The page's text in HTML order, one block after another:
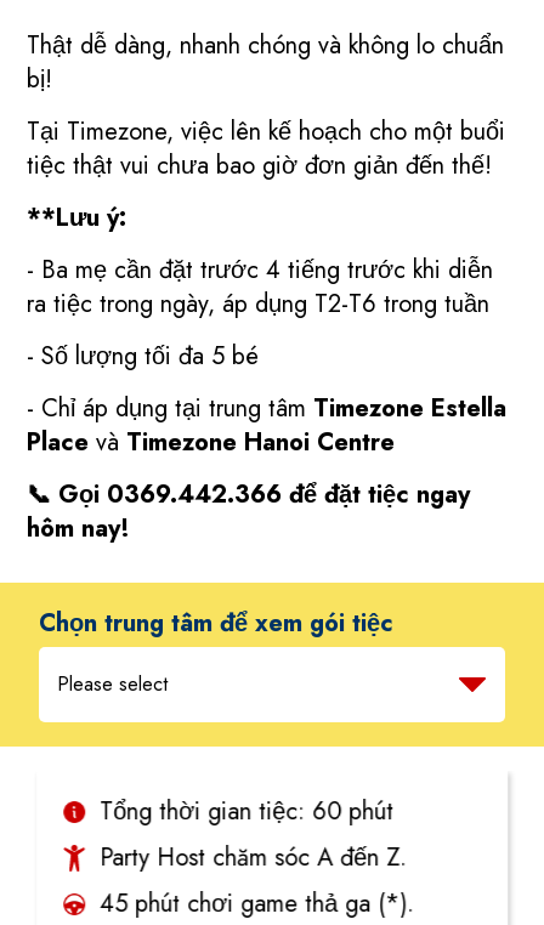
Thật dễ dàng, nhanh chóng và không lo chuẩn
bị!
Tại Timezone, việc lên kế hoạch cho một buổi
tiệc thật vui chưa bao giờ đơn giản đến thế!
**Lưu ý:
- Ba mẹ cần đặt trước 4 tiếng trước khi diễn
ra tiệc trong ngày, áp dụng T2-T6 trong tuần
- Số lượng tối đa 5 bé
- Chỉ áp dụng tại trung tâm Timezone Estella
Place và Timezone Hanoi Centre
📞 Gọi 0369.442.366 để đặt tiệc ngay
hôm nay!
Chọn trung tâm để xem gói tiệc
Please select
VUI CỰC KỲ
Tổng thời gian tiệc: 60 phút
Party Host chăm sóc A đến Z.
45 phút chơi game thả ga (*).